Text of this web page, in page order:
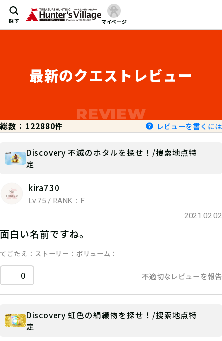
探す マイページ
最新のクエストレビュー
総数：122880件 レビューを書くには
Discovery 不滅のホタルを探せ！/捜索地点特
定
kira730
Lv.75 / RANK：F
2021.02.02
面白い名前ですね。
てごたえ ストーリー ボリューム
0 不適切なレビューを報告
Discovery 虹色の絹織物を探せ！/捜索地点特
定